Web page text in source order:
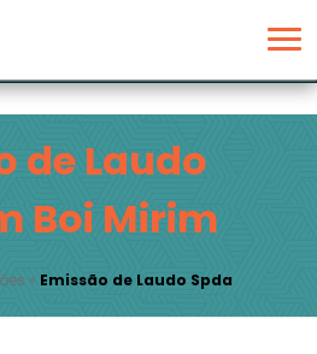
de Laudo
Boi Mirim
» Emissão de Laudo Spda